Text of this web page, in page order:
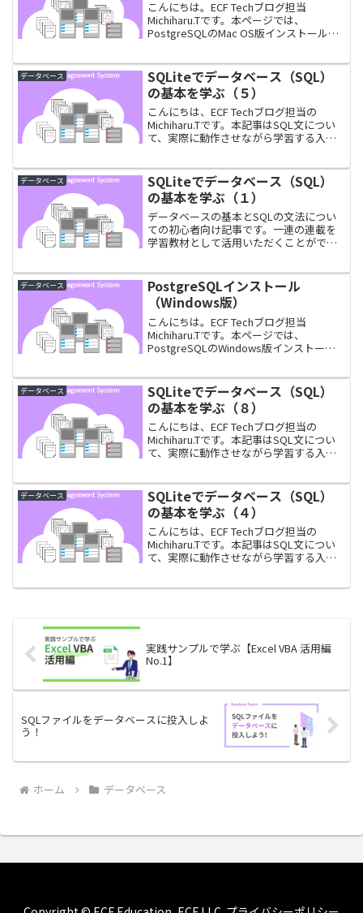
こんにちは。ECF Techブログ担当
Michiharu.Tです。本ページでは、
PostgreSQLのMac OS版インストール手
データベース
SQLiteでデータベース（SQL）
の基本を学ぶ（５）
こんにちは、ECF Techブログ担当の
Michiharu.Tです。本記事はSQL文につい
て、実際に動作させながら学習する入門
える表の結合について見ていきましょ
う。よ...
データベース
SQLiteでデータベース（SQL）
の基本を学ぶ（１）
データベースの基本とSQLの文法につい
ての初心者向け記事です。一連の連載を
学習教材として活用いただくことができ
データベース
PostgreSQLインストール
（Windows版）
こんにちは。ECF Techブログ担当
Michiharu.Tです。本ページでは、
PostgreSQLのWindows版インストール
データベース
SQLiteでデータベース（SQL）
の基本を学ぶ（８）
こんにちは、ECF Techブログ担当の
Michiharu.Tです。本記事はSQL文につい
て、実際に動作させながら学習する入門
文である、INSERT文、UPDAT...
データベース
SQLiteでデータベース（SQL）
の基本を学ぶ（４）
こんにちは、ECF Techブログ担当の
Michiharu.Tです。本記事はSQL文につい
て、実際に動作させながら学習する入門
実践サンプルで学ぶ【Excel VBA 活用編
No.1】
SQLファイルをデータベースに投入しよ
う！
ホーム データベース